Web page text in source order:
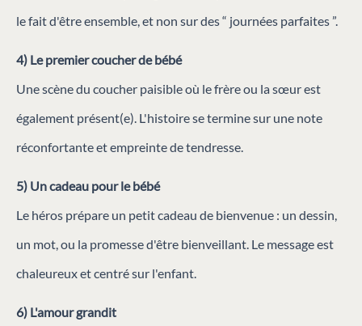
le fait d'être ensemble, et non sur des “ journées parfaites ”.
4) Le premier coucher de bébé
Une scène du coucher paisible où le frère ou la sœur est
également présent(e). L'histoire se termine sur une note
réconfortante et empreinte de tendresse.
5) Un cadeau pour le bébé
Le héros prépare un petit cadeau de bienvenue : un dessin,
un mot, ou la promesse d'être bienveillant. Le message est
chaleureux et centré sur l'enfant.
6) L'amour grandit